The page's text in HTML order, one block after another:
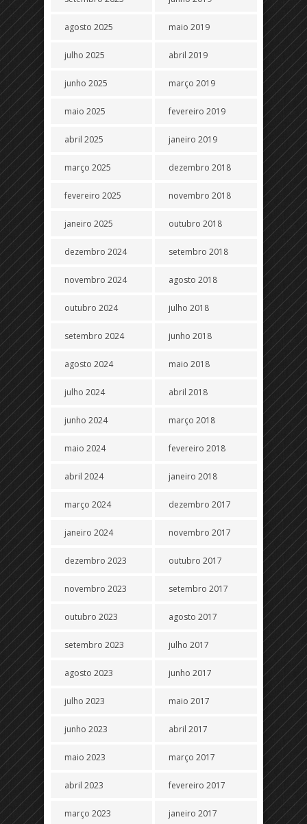
agosto 2025
julho 2025
junho 2025
maio 2025
abril 2025
março 2025
fevereiro 2025
janeiro 2025
dezembro 2024
novembro 2024
outubro 2024
setembro 2024
agosto 2024
julho 2024
junho 2024
maio 2024
abril 2024
março 2024
janeiro 2024
dezembro 2023
novembro 2023
outubro 2023
setembro 2023
agosto 2023
julho 2023
junho 2023
maio 2023
abril 2023
março 2023
maio 2019
abril 2019
março 2019
fevereiro 2019
janeiro 2019
dezembro 2018
novembro 2018
outubro 2018
setembro 2018
agosto 2018
julho 2018
junho 2018
maio 2018
abril 2018
março 2018
fevereiro 2018
janeiro 2018
dezembro 2017
novembro 2017
outubro 2017
setembro 2017
agosto 2017
julho 2017
junho 2017
maio 2017
abril 2017
março 2017
fevereiro 2017
janeiro 2017